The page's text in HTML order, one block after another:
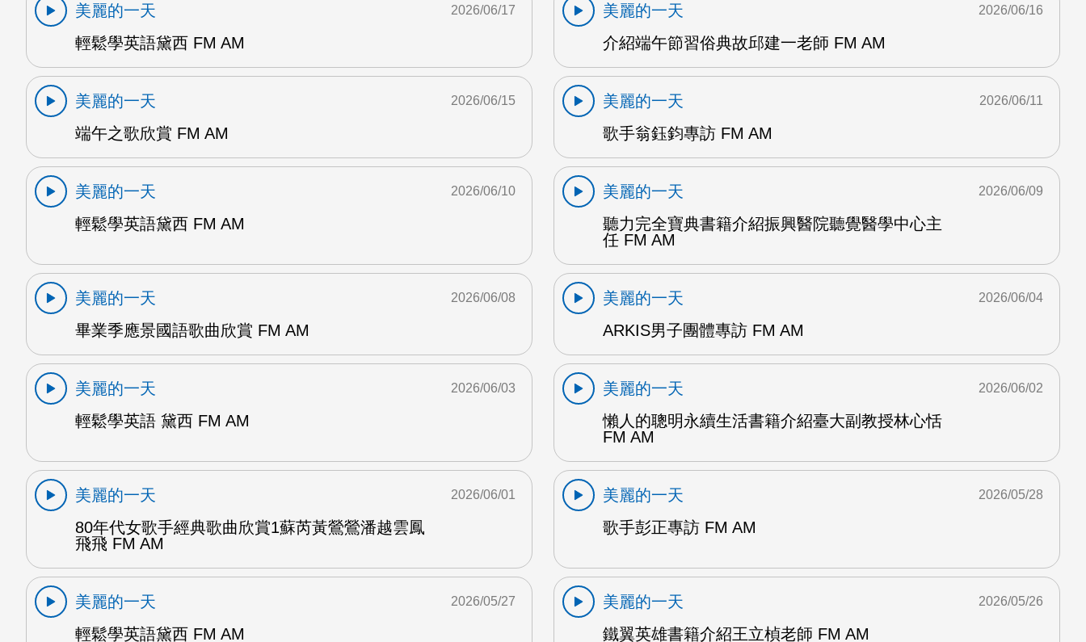
美麗的一天
輕鬆學英語黛西 FM AM
2026/06/17
美麗的一天
介紹端午節習俗典故邱建一老師 FM AM
2026/06/16
美麗的一天
端午之歌欣賞 FM AM
2026/06/15
美麗的一天
歌手翁鈺鈞專訪 FM AM
2026/06/11
美麗的一天
輕鬆學英語黛西 FM AM
2026/06/10
美麗的一天
聽力完全寶典書籍介紹振興醫院聽覺醫學中心主
任 FM AM
2026/06/09
美麗的一天
畢業季應景國語歌曲欣賞 FM AM
2026/06/08
美麗的一天
ARKIS男子團體專訪 FM AM
2026/06/04
美麗的一天
輕鬆學英語 黛西 FM AM
2026/06/03
美麗的一天
懶人的聰明永續生活書籍介紹臺大副教授林心恬
FM AM
2026/06/02
美麗的一天
80年代女歌手經典歌曲欣賞1蘇芮黃鶯鶯潘越雲鳳
飛飛 FM AM
2026/06/01
美麗的一天
歌手彭正專訪 FM AM
2026/05/28
美麗的一天
輕鬆學英語黛西 FM AM
2026/05/27
美麗的一天
鐵翼英雄書籍介紹王立楨老師 FM AM
2026/05/26